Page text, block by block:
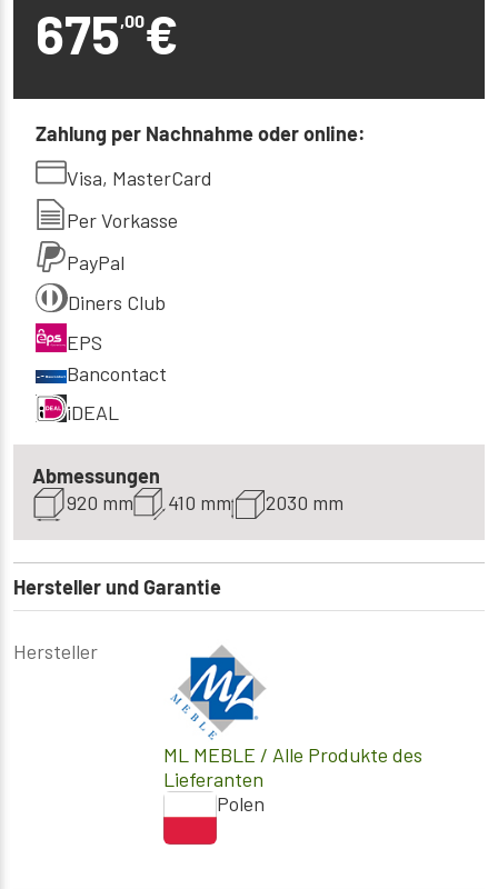
675,00€
Zahlung per Nachnahme oder online:
Visa, MasterCard
Per Vorkasse
PayPal
Diners Club
EPS
Bancontact
iDEAL
Abmessungen
920 mm
410 mm 2030 mm
Hersteller und Garantie
Hersteller
ML MEBLE / Alle Produkte des
Lieferanten
Polen